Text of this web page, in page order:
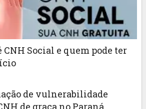
CNH Social e quem pode ter
de vulnerabilidade
de graça no Paraná